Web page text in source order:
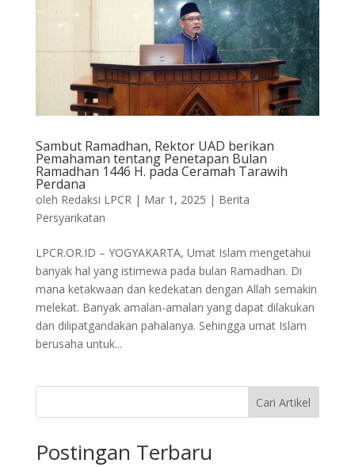
Sambut Ramadhan, Rektor UAD berikan
Pemahaman tentang Penetapan Bulan
Ramadhan 1446 H. pada Ceramah Tarawih
Perdana
oleh Redaksi LPCR | Mar 1, 2025 | Berita
Persyarikatan
LPCR.OR.ID – YOGYAKARTA, Umat Islam mengetahui
banyak hal yang istimewa pada bulan Ramadhan. Di
mana ketakwaan dan kedekatan dengan Allah semakin
melekat. Banyak amalan-amalan yang dapat dilakukan
dan dilipatgandakan pahalanya. Sehingga umat Islam
berusaha untuk...
Cari Artikel
Postingan Terbaru